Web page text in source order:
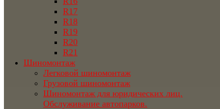
R17
R18
R19
R20
R21
Шиномонтаж
Легковой шиномонтаж
Грузовой шиномонтаж
Шиномонтаж для юридических лиц.
Обслуживание автопарков.